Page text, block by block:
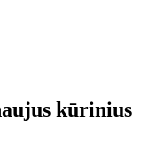
kūrinius